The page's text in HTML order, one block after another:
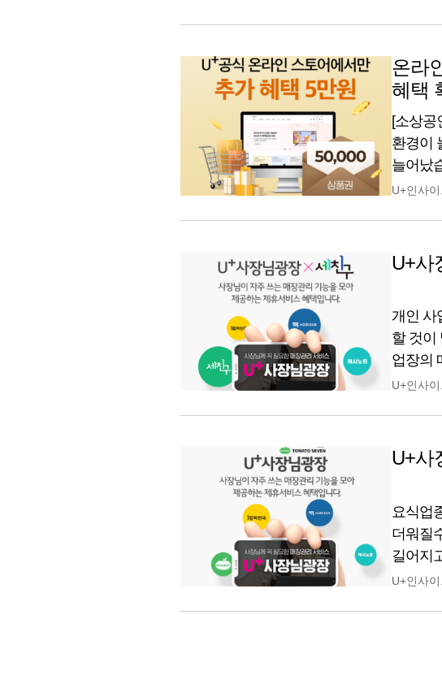
서비스
온라
혜택
[소상공
환경이
늘어났
받을 때
U+인사이
U+사
개인 사
할 것이
업장의
고려의
U+인사이
U+사
요식업
더워질
길어지
같습니
U+인사이